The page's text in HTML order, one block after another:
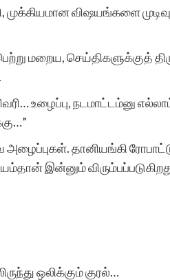
முக்கியமான விஷயங்களை
மறைய, செய்திகளுக்குத்
உழைப்பு, நடமாட்டம்னு
தானியங்கி
இன்னும்
ஒலிக்கும் குரல்…
இருக்கும்
எனது கதை
தான்.